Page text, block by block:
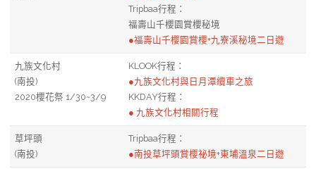
Tripbaa行程：
福壽山千櫻園賞櫻秘境
●福壽山千櫻園賞櫻+九寮溪秘境二日遊
九族文化村
(南投)
2020櫻花祭 1/30~3/9
KLOOK行程：
●九族文化村與日月潭纜車之旅
KKDAY行程：
● 九族文化村相關行程
草坪頭
(南投)
Tripbaa行程：
●南投草坪頭賞櫻祕境+東埔溫泉二日遊